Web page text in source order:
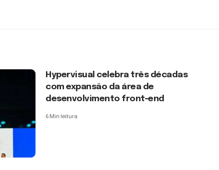
Hypervisual celebra três décadas
com expansão da área de
desenvolvimento front-end
6 Min leitura